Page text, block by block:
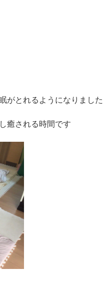
がとれるようになりました
癒される時間です